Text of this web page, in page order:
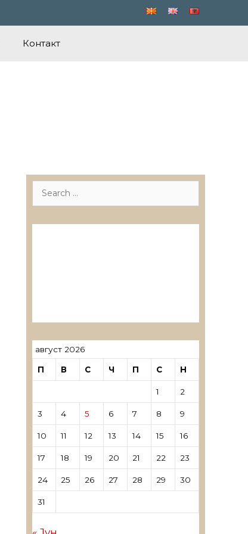
Контакт
Search
август 2026
П В С Ч П С Н
1 2
3 4 5 6 7 8 9
10 11 12 13 14 15 16
17 18 19 20 21 22 23
24 25 26 27 28 29 30
31